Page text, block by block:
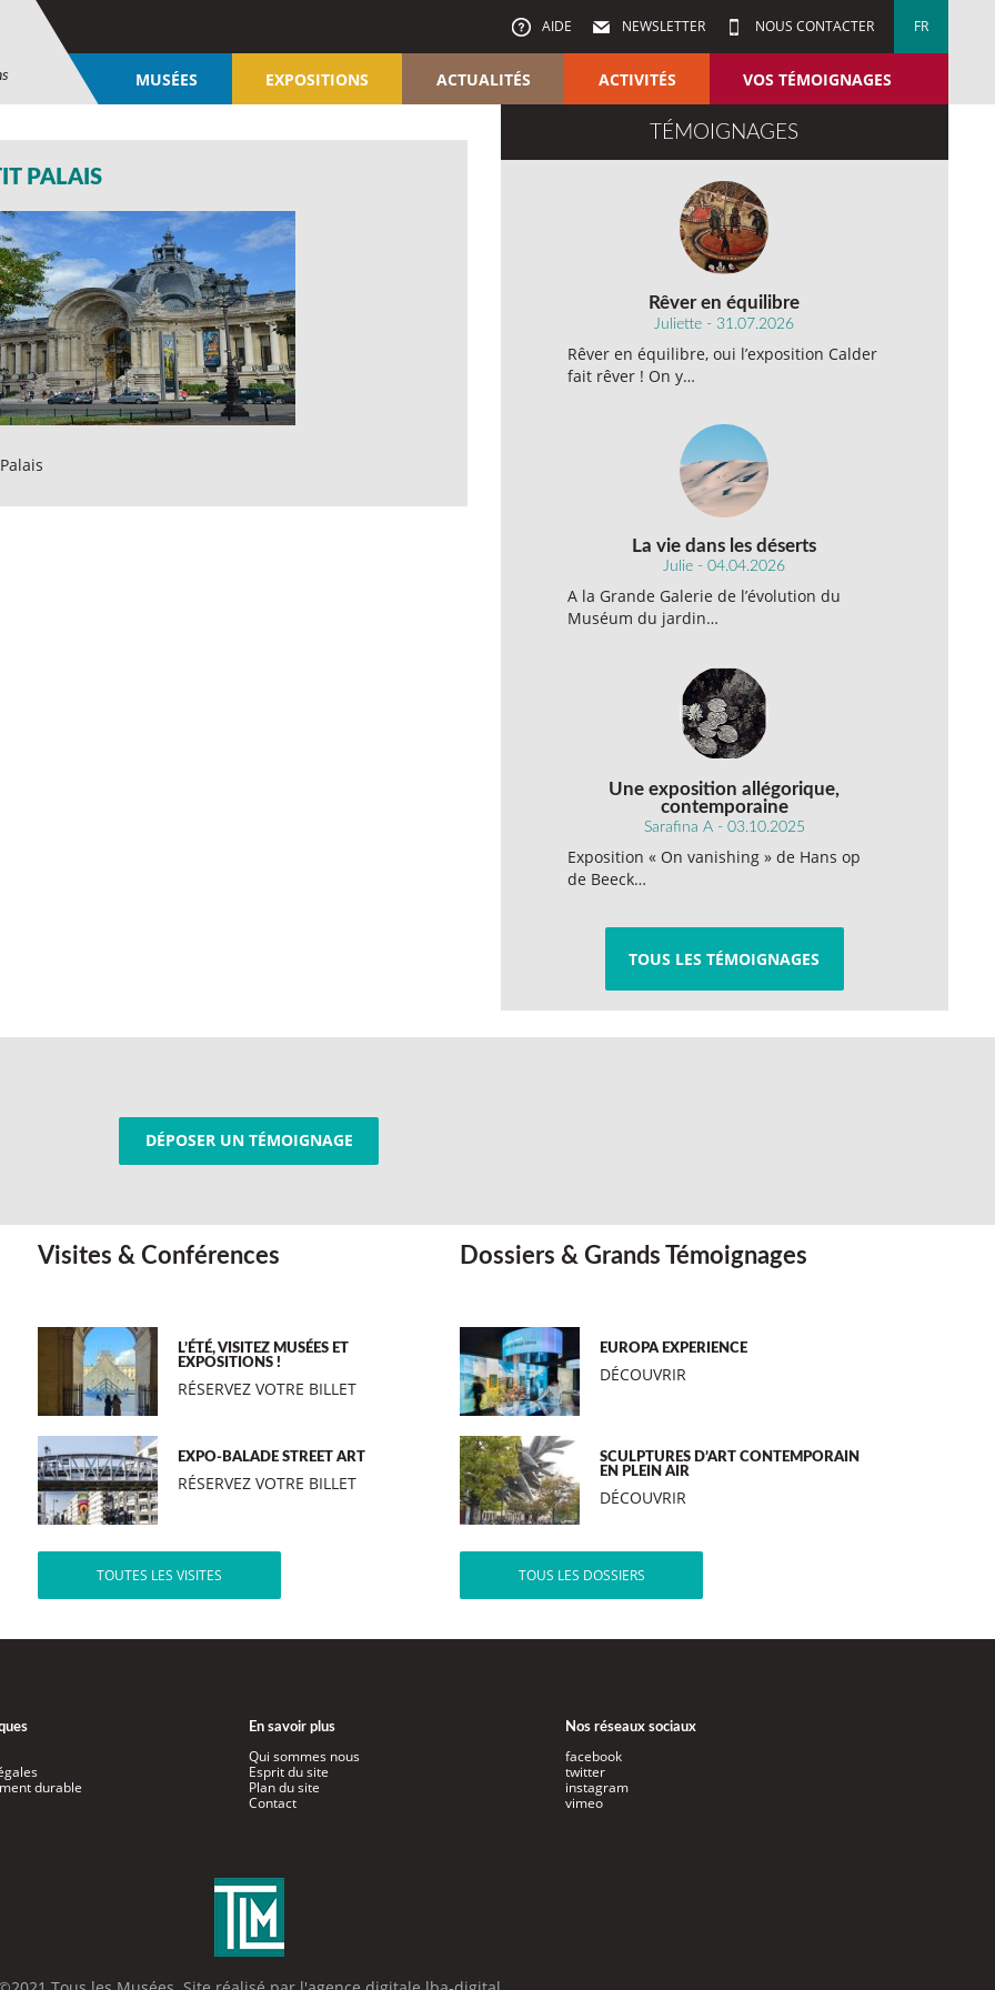
AIDE NEWSLETTER NOUS CONTACTER FR
MUSÉES EXPOSITIONS ACTUALITÉS ACTIVITÉS VOS TÉMOIGNAGES
PALAIS
TÉMOIGNAGES
Rêver en équilibre
Juliette - 31.07.2026
Rêver en équilibre, oui l’exposition Calder
fait rêver ! On y…
La vie dans les déserts
Julie - 04.04.2026
A la Grande Galerie de l’évolution du
Muséum du jardin…
Une exposition allégorique,
contemporaine
Sarafina A - 03.10.2025
Exposition « On vanishing » de Hans op
de Beeck…
TOUS LES TÉMOIGNAGES
DÉPOSER UN TÉMOIGNAGE
Visites & Conférences
L’ÉTÉ, VISITEZ MUSÉES ET
EXPOSITIONS !
RÉSERVEZ VOTRE BILLET
EXPO-BALADE STREET ART
RÉSERVEZ VOTRE BILLET
TOUTES LES VISITES
Dossiers & Grands Témoignages
EUROPA EXPERIENCE
DÉCOUVRIR
SCULPTURES D’ART CONTEMPORAIN
EN PLEIN AIR
DÉCOUVRIR
TOUS LES DOSSIERS
durable
En savoir plus
Qui sommes nous
Esprit du site
Plan du site
Contact
Nos réseaux sociaux
facebook
twitter
instagram
vimeo